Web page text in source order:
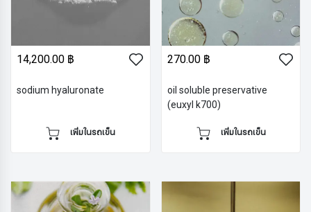
14,200.00 ฿
sodium hyaluronate
เพิ่มในรถเข็น
270.00 ฿
oil soluble preservative
(euxyl k700)
เพิ่มในรถเข็น